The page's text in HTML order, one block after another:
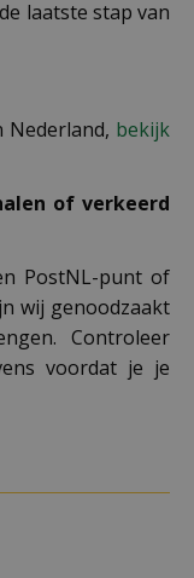
laatste stap van
bekijk
of verkeerd
PostNL-punt of
wij genoodzaakt
Controleer
voordat je je